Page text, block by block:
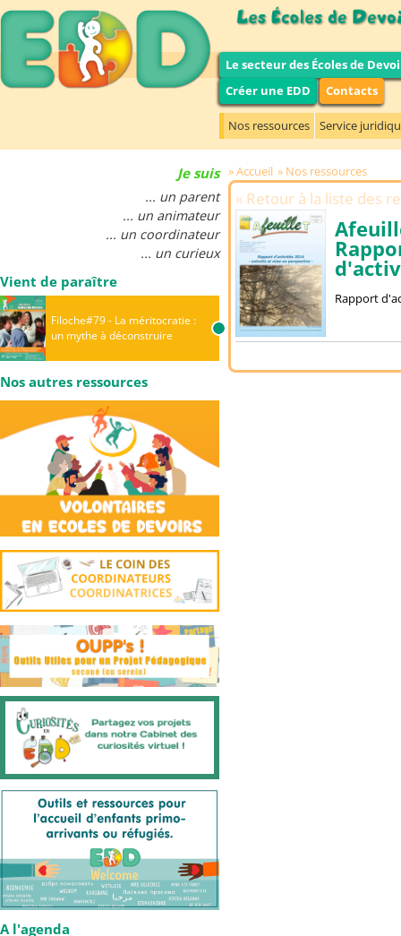
Le secteur des Écoles de
Créer une EDD
Contacts
Nos ressources Service
Je suis
... un parent
... un animateur
... un coordinateur
... un curieux
Vient de paraître
Filoche#79 - La méritocratie :
un mythe à déconstruire
Nos autres ressources
A l'agenda
Accueil Nos ressources
Retour à la liste des
Rapport